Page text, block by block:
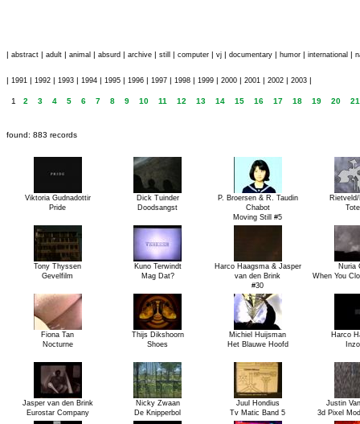
| abstract | adult | animal | absurd | archive | still | computer | vj | documentary | humor | international |
| 1991 | 1992 | 1993 | 1994 | 1995 | 1996 | 1997 | 1998 | 1999 | 2000 | 2001 | 2002 | 2003 |
1 2 3 4 5 6 7 8 9 10 11 12 13 14 15 16 17 18 19 20 21
found: 883 records
Viktoria Gudnadottir
Pride
Dick Tuinder
Doodsangst
P. Broersen & R. Taudin
Chabot
Moving Still #5
Tony Thyssen
Gevelfilm
Kuno Terwindt
Mag Dat?
Harco Haagsma & Jasper
van den Brink
#30
Nuria
When You
Fiona Tan
Nocturne
Thijs Dikshoorn
Shoes
Michiel Huijsman
Het Blauwe Hoofd
Harco
Jasper van den Brink
Eurostar Company
Nicky Zwaan
De Knipperbol
Juul Hondius
Tv Matic Band 5
Justin
3d Pixel